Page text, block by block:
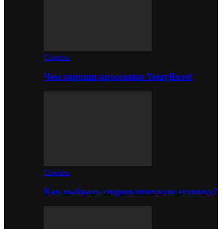
Советы
Чем хороши кроссовки YeezyBoost
Советы
Как выбрать гидравлическую тележку?